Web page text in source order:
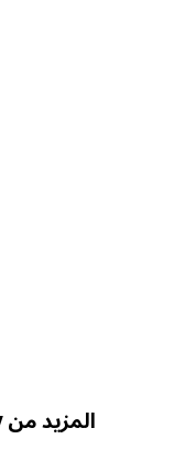
المزيد من Notionallity